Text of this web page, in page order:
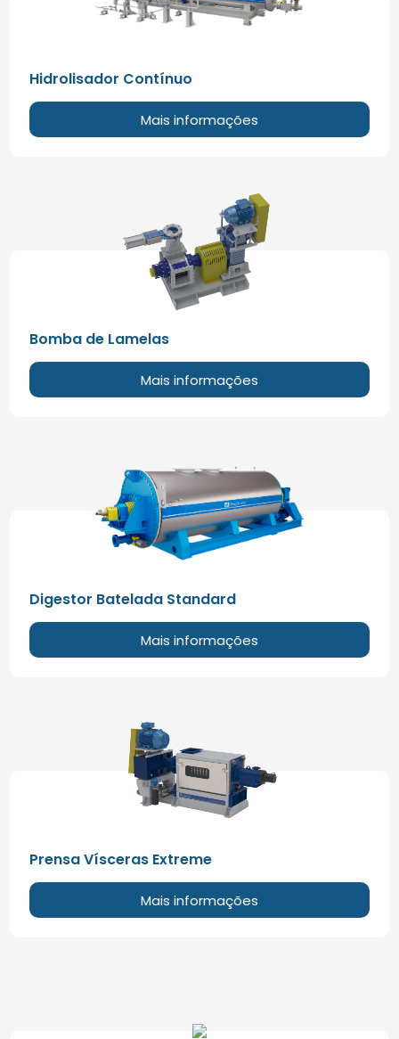
Hidrolisador Contínuo
Mais informações
Bomba de Lamelas
Mais informações
Digestor Batelada Standard
Mais informações
Prensa Vísceras Extreme
Mais informações